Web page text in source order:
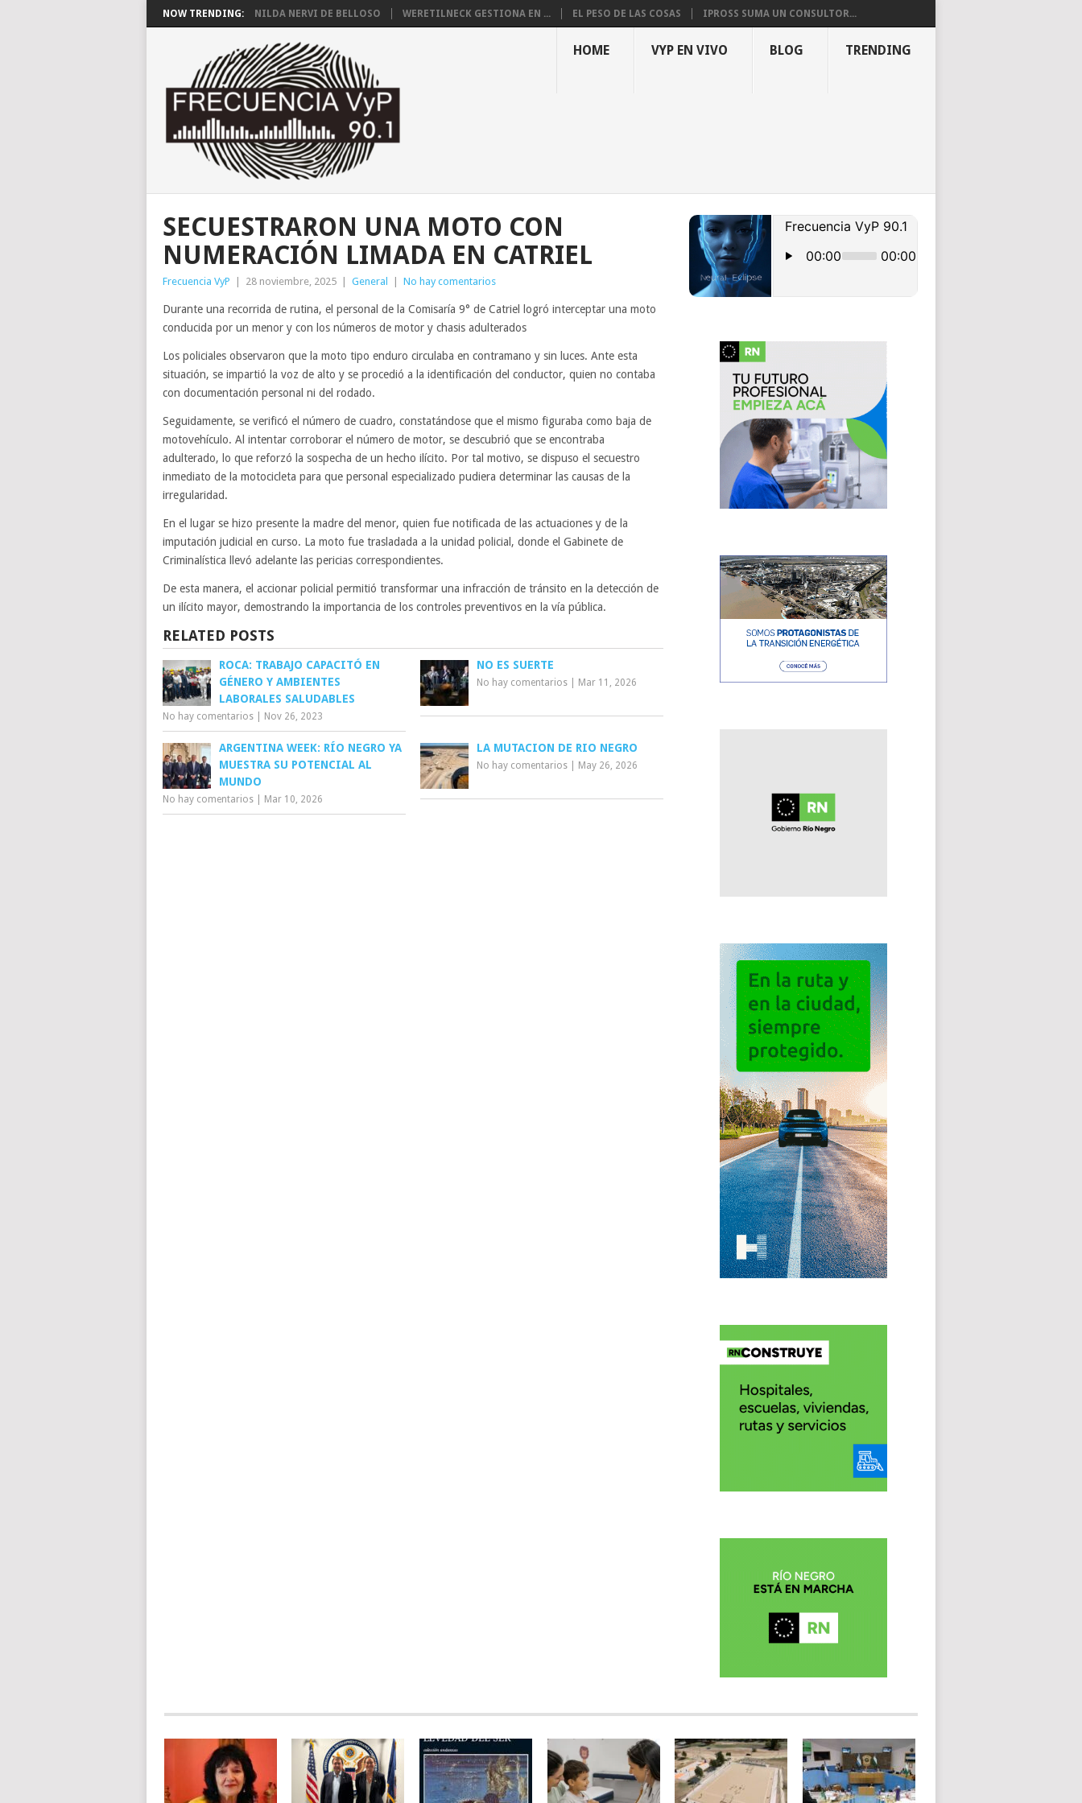
NOW TRENDING: NILDA NERVI DE BELLOSO WERETILNECK GESTIONA EN ... EL PESO DE LAS COSAS IPROSS SUMA UN CONSULTOR...
HOME VYP EN VIVO BLOG TRENDING
SECUESTRARON UNA MOTO CON
NUMERACIÓN LIMADA EN CATRIEL
Frecuencia VyP 28 noviembre, 2025 General No hay comentarios
Durante una recorrida de rutina, el personal de la Comisaría 9° de Catriel logró interceptar una moto
conducida por un menor y con los números de motor y chasis adulterados
Los policiales observaron que la moto tipo enduro circulaba en contramano y sin luces. Ante esta
situación, se impartió la voz de alto y se procedió a la identificación del conductor, quien no contaba
con documentación personal ni del rodado.
Seguidamente, se verificó el número de cuadro, constatándose que el mismo figuraba como baja de
motovehículo. Al intentar corroborar el número de motor, se descubrió que se encontraba
adulterado, lo que reforzó la sospecha de un hecho ilícito. Por tal motivo, se dispuso el secuestro
inmediato de la motocicleta para que personal especializado pudiera determinar las causas de la
irregularidad.
En el lugar se hizo presente la madre del menor, quien fue notificada de las actuaciones y de la
imputación judicial en curso. La moto fue trasladada a la unidad policial, donde el Gabinete de
Criminalística llevó adelante las pericias correspondientes.
De esta manera, el accionar policial permitió transformar una infracción de tránsito en la detección de
un ilícito mayor, demostrando la importancia de los controles preventivos en la vía pública.
RELATED POSTS
ROCA: TRABAJO CAPACITÓ EN
GÉNERO Y AMBIENTES
LABORALES SALUDABLES
No hay comentarios Nov 26, 2023
NO ES SUERTE
No hay comentarios Mar 11, 2026
ARGENTINA WEEK: RÍO NEGRO YA
MUESTRA SU POTENCIAL AL
MUNDO
No hay comentarios Mar 10, 2026
LA MUTACION DE RIO NEGRO
No hay comentarios May 26, 2026